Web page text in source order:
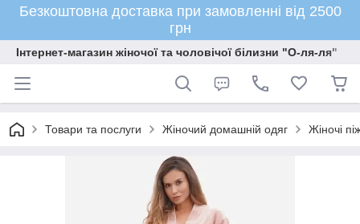
Безкоштовна доставка при замовленні від 2500
грн
Інтернет-магазин жіночої та чоловічої білизни "О-ля-ля"
Товари та послуги Жіночий домашній одяг Жіночі